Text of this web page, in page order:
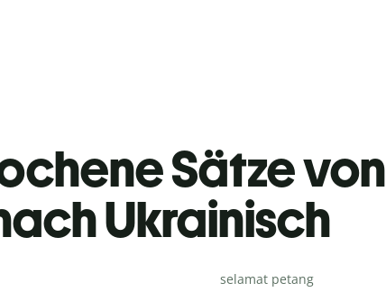
Sätze von
Ukrainisch
selamat petang